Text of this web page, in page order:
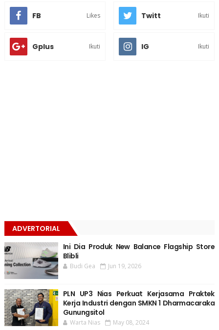
FB Likes Twitt Ikuti
Gplus Ikuti IG Ikuti
ADVERTORIAL
Ini Dia Produk New Balance Flagship Store
Blibli
Budi Gea Jun 19, 2026
PLN UP3 Nias Perkuat Kerjasama Praktek
Kerja Industri dengan SMKN 1 Dharmacaraka
Gunungsitol
Warta Nias May 08, 2024